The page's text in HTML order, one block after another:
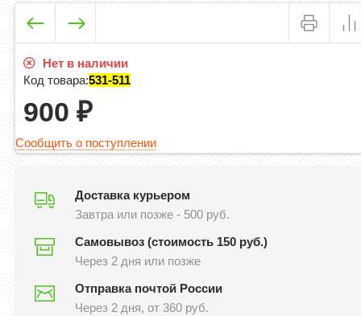
Нет в наличии
Код товара:531-511
900₽
Сообщить о поступлении
Доставка курьером
Завтра или позже - 500 руб.
Самовывоз (стоимость 150 руб.)
Через 2 дня или позже
Отправка почтой России
Через 2 дня, от 360 руб.